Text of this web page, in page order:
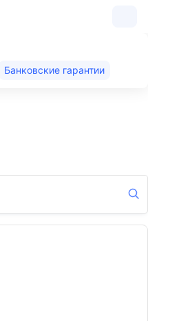
Банковские гарантии